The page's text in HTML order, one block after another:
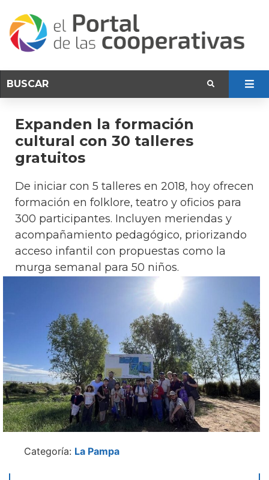
Expanden la formación
cultural con 30 talleres
gratuitos
De iniciar con 5 talleres en 2018, hoy ofrecen
formación en folklore, teatro y oficios para
300 participantes. Incluyen meriendas y
acompañamiento pedagógico, priorizando
acceso infantil con propuestas como la
murga semanal para 50 niños.
Categoría: La Pampa